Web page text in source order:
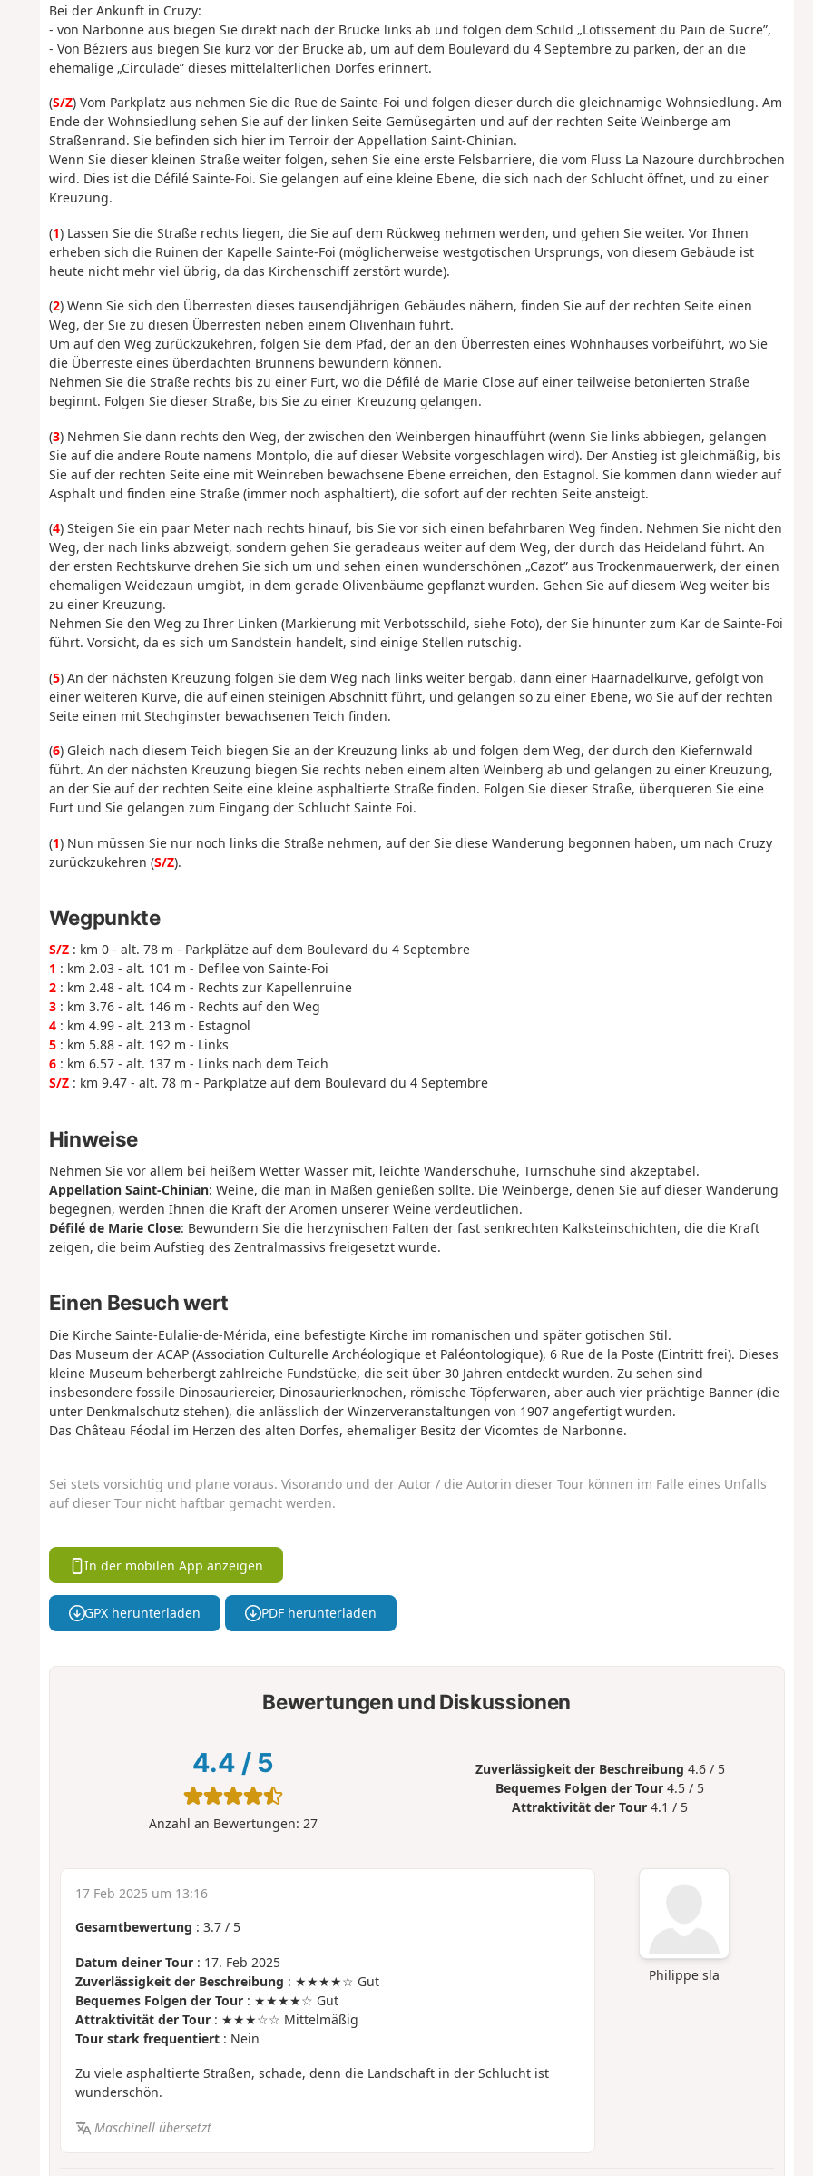
Bei der Ankunft in Cruzy:
- von Narbonne aus biegen Sie direkt nach der Brücke links ab und folgen dem Schild „Lotissement du Pain de Sucre”,
- Von Béziers aus biegen Sie kurz vor der Brücke ab, um auf dem Boulevard du 4 Septembre zu parken, der an die
ehemalige „Circulade” dieses mittelalterlichen Dorfes erinnert.
(S/Z) Vom Parkplatz aus nehmen Sie die Rue de Sainte-Foi und folgen dieser durch die gleichnamige Wohnsiedlung. Am
Ende der Wohnsiedlung sehen Sie auf der linken Seite Gemüsegärten und auf der rechten Seite Weinberge am
Straßenrand. Sie befinden sich hier im Terroir der Appellation Saint-Chinian.
Wenn Sie dieser kleinen Straße weiter folgen, sehen Sie eine erste Felsbarriere, die vom Fluss La Nazoure durchbrochen
wird. Dies ist die Défilé Sainte-Foi. Sie gelangen auf eine kleine Ebene, die sich nach der Schlucht öffnet, und zu einer
Kreuzung.
(1) Lassen Sie die Straße rechts liegen, die Sie auf dem Rückweg nehmen werden, und gehen Sie weiter. Vor Ihnen
erheben sich die Ruinen der Kapelle Sainte-Foi (möglicherweise westgotischen Ursprungs, von diesem Gebäude ist
heute nicht mehr viel übrig, da das Kirchenschiff zerstört wurde).
(2) Wenn Sie sich den Überresten dieses tausendjährigen Gebäudes nähern, finden Sie auf der rechten Seite einen
Weg, der Sie zu diesen Überresten neben einem Olivenhain führt.
Um auf den Weg zurückzukehren, folgen Sie dem Pfad, der an den Überresten eines Wohnhauses vorbeiführt, wo Sie
die Überreste eines überdachten Brunnens bewundern können.
Nehmen Sie die Straße rechts bis zu einer Furt, wo die Défilé de Marie Close auf einer teilweise betonierten Straße
beginnt. Folgen Sie dieser Straße, bis Sie zu einer Kreuzung gelangen.
(3) Nehmen Sie dann rechts den Weg, der zwischen den Weinbergen hinaufführt (wenn Sie links abbiegen, gelangen
Sie auf die andere Route namens Montplo, die auf dieser Website vorgeschlagen wird). Der Anstieg ist gleichmäßig, bis
Sie auf der rechten Seite eine mit Weinreben bewachsene Ebene erreichen, den Estagnol. Sie kommen dann wieder auf
Asphalt und finden eine Straße (immer noch asphaltiert), die sofort auf der rechten Seite ansteigt.
(4) Steigen Sie ein paar Meter nach rechts hinauf, bis Sie vor sich einen befahrbaren Weg finden. Nehmen Sie nicht den
Weg, der nach links abzweigt, sondern gehen Sie geradeaus weiter auf dem Weg, der durch das Heideland führt. An
der ersten Rechtskurve drehen Sie sich um und sehen einen wunderschönen „Cazot” aus Trockenmauerwerk, der einen
ehemaligen Weidezaun umgibt, in dem gerade Olivenbäume gepflanzt wurden. Gehen Sie auf diesem Weg weiter bis
zu einer Kreuzung.
Nehmen Sie den Weg zu Ihrer Linken (Markierung mit Verbotsschild, siehe Foto), der Sie hinunter zum Kar de Sainte-Foi
führt. Vorsicht, da es sich um Sandstein handelt, sind einige Stellen rutschig.
(5) An der nächsten Kreuzung folgen Sie dem Weg nach links weiter bergab, dann einer Haarnadelkurve, gefolgt von
einer weiteren Kurve, die auf einen steinigen Abschnitt führt, und gelangen so zu einer Ebene, wo Sie auf der rechten
Seite einen mit Stechginster bewachsenen Teich finden.
(6) Gleich nach diesem Teich biegen Sie an der Kreuzung links ab und folgen dem Weg, der durch den Kiefernwald
führt. An der nächsten Kreuzung biegen Sie rechts neben einem alten Weinberg ab und gelangen zu einer Kreuzung,
an der Sie auf der rechten Seite eine kleine asphaltierte Straße finden. Folgen Sie dieser Straße, überqueren Sie eine
Furt und Sie gelangen zum Eingang der Schlucht Sainte Foi.
(1) Nun müssen Sie nur noch links die Straße nehmen, auf der Sie diese Wanderung begonnen haben, um nach Cruzy
zurückzukehren (S/Z).
Wegpunkte
S/Z: km 0 - alt. 78 m - Parkplätze auf dem Boulevard du 4 Septembre
1 : km 2.03 - alt. 101 m - Defilee von Sainte-Foi
2: km 2.48 - alt. 104 m - Rechts zur Kapellenruine
3: km 3.76 - alt. 146 m - Rechts auf den Weg
4: km 4.99 - alt. 213 m - Estagnol
5: km 5.88 - alt. 192 m - Links
6: km 6.57 - alt. 137 m - Links nach dem Teich
S/Z: km 9.47 - alt. 78 m - Parkplätze auf dem Boulevard du 4 Septembre
Hinweise
Nehmen Sie vor allem bei heißem Wetter Wasser mit, leichte Wanderschuhe, Turnschuhe sind akzeptabel.
Appellation Saint-Chinian: Weine, die man in Maßen genießen sollte. Die Weinberge, denen Sie auf dieser Wanderung
begegnen, werden Ihnen die Kraft der Aromen unserer Weine verdeutlichen.
Défilé de Marie Close: Bewundern Sie die herzynischen Falten der fast senkrechten Kalksteinschichten, die die Kraft
zeigen, die beim Aufstieg des Zentralmassivs freigesetzt wurde.
Einen Besuch wert
Die Kirche Sainte-Eulalie-de-Mérida, eine befestigte Kirche im romanischen und später gotischen Stil.
Das Museum der ACAP (Association Culturelle Archéologique et Paléontologique), 6 Rue de la Poste (Eintritt frei). Dieses
kleine Museum beherbergt zahlreiche Fundstücke, die seit über 30 Jahren entdeckt wurden. Zu sehen sind
insbesondere fossile Dinosauriereier, Dinosaurierknochen, römische Töpferwaren, aber auch vier prächtige Banner (die
unter Denkmalschutz stehen), die anlässlich der Winzerveranstaltungen von 1907 angefertigt wurden.
Das Château Féodal im Herzen des alten Dorfes, ehemaliger Besitz der Vicomtes de Narbonne.
Sei stets vorsichtig und plane voraus. Visorando und der Autor / die Autorin dieser Tour können im Falle eines Unfalls
auf dieser Tour nicht haftbar gemacht werden.
In der mobilen App anzeigen
GPX herunterladen PDF herunterladen
Bewertungen und Diskussionen
4.4 / 5
Anzahl an Bewertungen: 27
Zuverlässigkeit der Beschreibung 4.6 / 5
Bequemes Folgen der Tour 4.5 / 5
Attraktivität der Tour 4.1 / 5
Philippe sla
17 Feb 2025 um 13:16
Gesamtbewertung : 3.7/ 5
Datum deiner Tour: 17. Feb 2025
Zuverlässigkeit der Beschreibung : ★★★★☆ Gut
Bequemes Folgen der Tour: ★★★★☆ Gut
Attraktivität der Tour: ★★★☆☆ Mittelmäßig
Tour stark frequentiert: Nein
Zu viele asphaltierte Straßen, schade, denn die Landschaft in der Schlucht ist
wunderschön.
Maschinell übersetzt